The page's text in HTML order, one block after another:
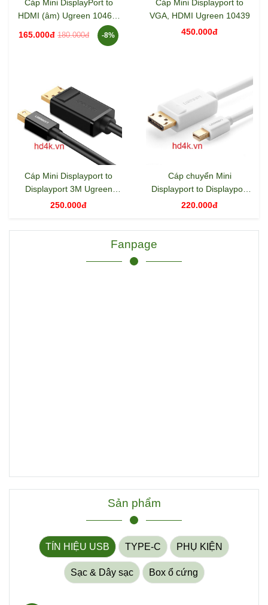
Cáp Mini DisplayPort to
HDMI (âm) Ugreen 10460,
165.000đ 180.000đ -8%
Cáp Mini Displayport to
VGA, HDMI Ugreen 10439
450.000đ
Cáp Mini Displayport to
Displayport 3M Ugreen
10423, ugreen 10434
250.000đ
Cáp chuyển Mini
Displayport to Displayport
1.5m Ugreen 10476
220.000đ
Fanpage
Sản phẩm
TÍN HIỆU USB TYPE-C PHỤ KIỆN
Sạc & Dây sạc Box ổ cứng